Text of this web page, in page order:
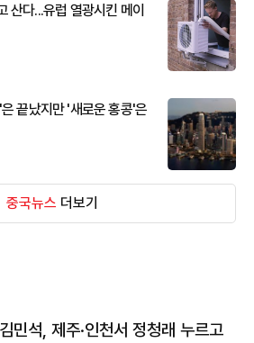
산다...유럽 열광시킨 메이
끝났지만 '새로운 홍콩'은
중국뉴스 더보기
김민석, 제주·인천서 정청래 누르고